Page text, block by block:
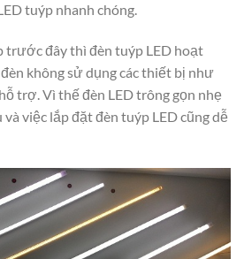
tuýp nhanh chóng.
trước đây thì đèn tuýp LED hoạt
không sử dụng các thiết bị như
trợ. Vì thế đèn LED trông gọn nhẹ
việc lắp đặt đèn tuýp LED cũng dễ